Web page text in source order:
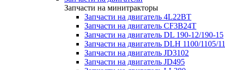
Запчасти на минитракторы
Запчасти на двигатель 4L22BT
Запчасти на двигатель CF3B24T
Запчасти на двигатель DL 190-12/190-15
Запчасти на двигатель DLH 1100/1105/
Запчасти на двигатель JD3102
Запчасти на двигатель JD495